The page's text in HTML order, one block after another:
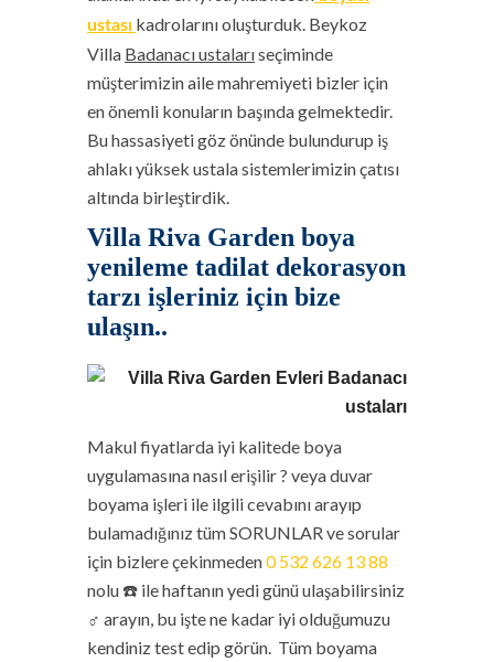
ustası kadrolarını oluşturduk. Beykoz
Villa Badanacı ustalarıseçiminde
müşterimizin aile mahremiyeti bizler için
en önemli konuların başında gelmektedir.
Bu hassasiyeti göz önünde bulundurup iş
ahlakı yüksek ustala sistemlerimizin çatısı
altında birleştirdik.
Villa Riva Garden boya
yenileme tadilat dekorasyon
tarzı işleriniz için bize
ulaşın..
Makul fiyatlarda iyi kalitede boya
uygulamasına nasıl erişilir ? veya duvar
boyama işleri ile ilgili cevabını arayıp
bulamadığınız tüm SORUNLAR ve sorular
için bizlere çekinmeden0 532 626 13 88
nolu ☎️ ile haftanın yedi günü ulaşabilirsiniz
‍♂️ arayın, bu işte ne kadar iyi olduğumuzu
kendiniz test edip görün. Tüm boyama